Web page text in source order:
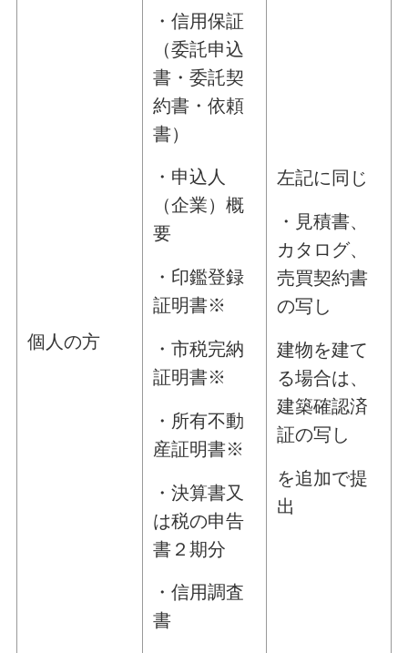
個人の方
・信用保証
（委託申込
書・委託契
約書・依頼
書）
・申込人
（企業）概
要
・印鑑登録
証明書※
・市税完納
証明書※
・所有不動
産証明書※
・決算書又
は税の申告
書２期分
・信用調査
書
左記に同じ
・見積書、
カタログ、
売買契約書
の写し
建物を建て
る場合は、
建築確認済
証の写し
を追加で提
出